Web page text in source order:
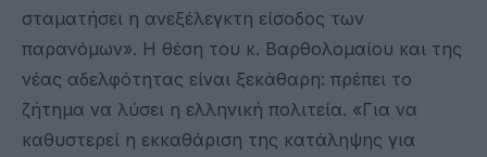
σταματήσει η ανεξέλεγκτη είσοδος των
παρανόμων». Η θέση του κ. Βαρθολομαίου και της
νέας αδελφότητας είναι ξεκάθαρη: πρέπει το
ζήτημα να λύσει η ελληνική πολιτεία. «Για να
καθυστερεί η εκκαθάριση της κατάληψης για